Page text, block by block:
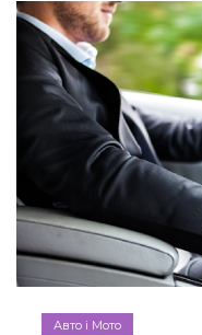
Авто і Мото